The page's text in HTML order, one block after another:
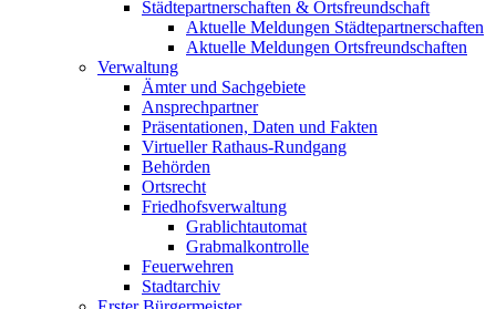
Städtepartnerschaften & Ortsfreundschaft
Aktuelle Meldungen Städtepartnerschaften
Aktuelle Meldungen Ortsfreundschaften
Verwaltung
Ämter und Sachgebiete
Ansprechpartner
Präsentationen, Daten und Fakten
Virtueller Rathaus-Rundgang
Behörden
Ortsrecht
Friedhofsverwaltung
Grablichtautomat
Grabmalkontrolle
Feuerwehren
Stadtarchiv